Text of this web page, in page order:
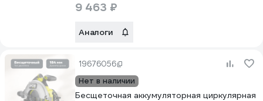
9 463 ₽
Аналоги
19676056
Нет в наличии
Бесщеточная аккумуляторная циркулярная